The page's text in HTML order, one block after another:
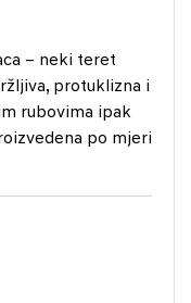
– neki teret
protuklizna i
rubovima ipak
po mjeri